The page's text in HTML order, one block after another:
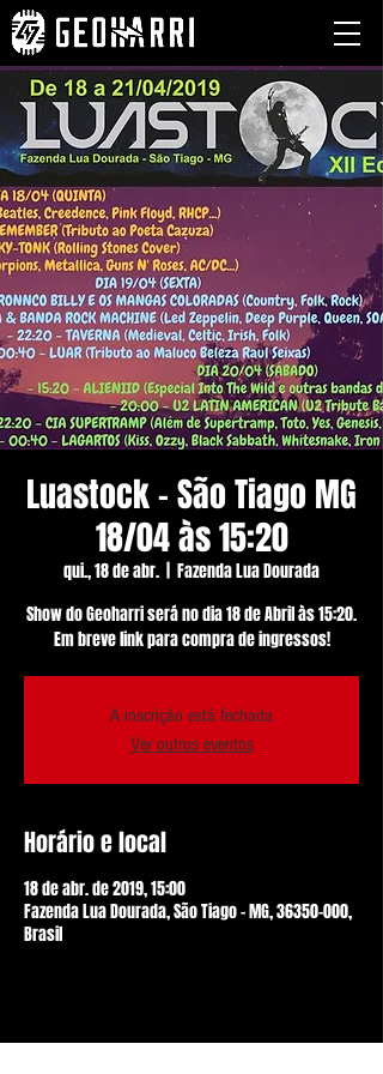
Luastock - São Tiago MG
18/04 às 15:20
qui., 18 de abr.
Fazenda Lua Dourada
Show do Geoharri será no dia 18 de Abril às 15:20.
Em breve link para compra de ingressos!
A inscrição está fechada
Ver outros eventos
Horário e local
18 de abr. de 2019, 15:00
Fazenda Lua Dourada, São Tiago - MG, 36350-000,
Brasil